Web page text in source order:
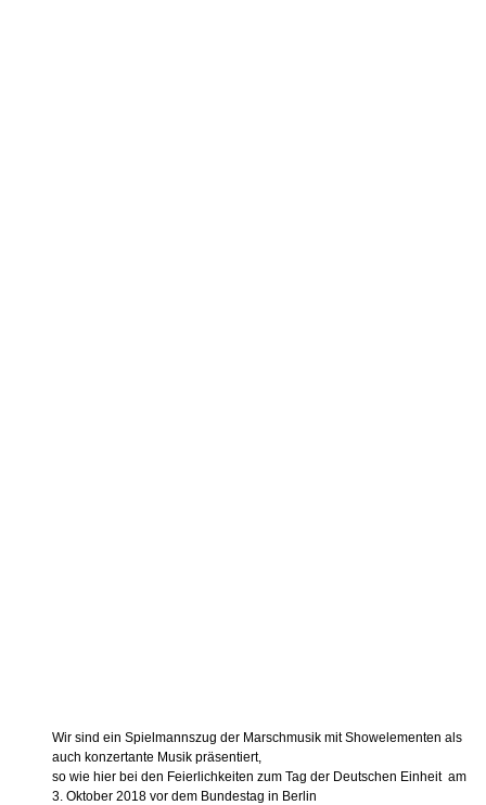
Wir sind ein Spielmannszug der Marschmusik mit Showelementen als
auch konzertante Musik präsentiert,
so wie hier bei den Feierlichkeiten zum Tag der Deutschen Einheit am
3. Oktober 2018 vor dem Bundestag in Berlin